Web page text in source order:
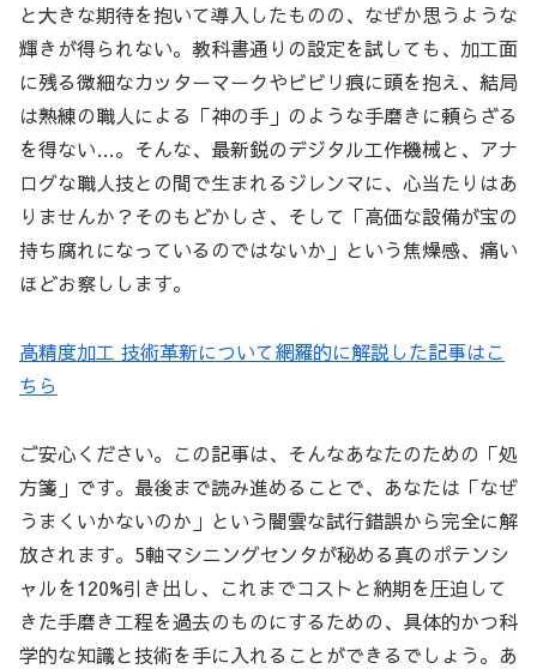
と大きな期待を抱いて導入したものの、なぜか思うような
輝きが得られない。教科書通りの設定を試しても、加工面
に残る微細なカッターマークやビビリ痕に頭を抱え、結局
は熟練の職人による「神の手」のような手磨きに頼らざる
を得ない…。そんな、最新鋭のデジタル工作機械と、アナ
ログな職人技との間で生まれるジレンマに、心当たりはあ
りませんか？そのもどかしさ、そして「高価な設備が宝の
持ち腐れになっているのではないか」という焦燥感、痛い
ほどお察しします。
高精度加工 技術革新について網羅的に解説した記事はこ
ちら
ご安心ください。この記事は、そんなあなたのための「処
方箋」です。最後まで読み進めることで、あなたは「なぜ
うまくいかないのか」という闇雲な試行錯誤から完全に解
放されます。5軸マシニングセンタが秘める真のポテンシ
ャルを120%引き出し、これまでコストと納期を圧迫して
きた手磨き工程を過去のものにするための、具体的かつ科
学的な知識と技術を手に入れることができるでしょう。あ